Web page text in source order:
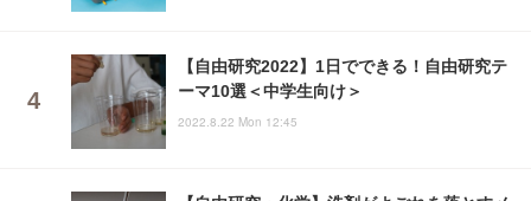
【自由研究2022】1日でできる！自由研究テ
ーマ10選＜中学生向け＞
2022.8.22 Mon 12:45